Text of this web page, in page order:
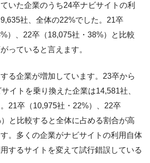
いた企業のうち24卒ナビサイトの利
社、全体の22%でした。21卒
）、22卒（18,075社・38%）と比較
っていると言えます。
る企業が増加しています。23卒から
イトを乗り換えた企業は14,581社、
21卒（10,975社・22%）、22卒
）と比較すると全体に占める割合が高
。多くの企業がナビサイトの利用自体
するサイトを変えて試行錯誤している